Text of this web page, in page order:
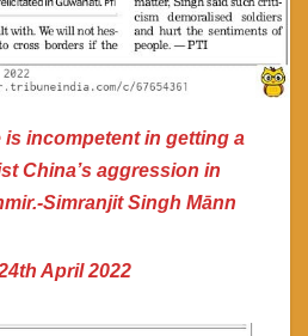
incompetent in getting a
China’s aggression in
Simranjit Singh Mānn
April 2022